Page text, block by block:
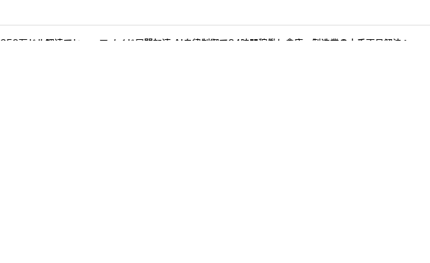
650万ドル調達でヒューマノイド展開加速 AI自律制御で24時間稼働し倉庫・製造業の人手不足解決へ